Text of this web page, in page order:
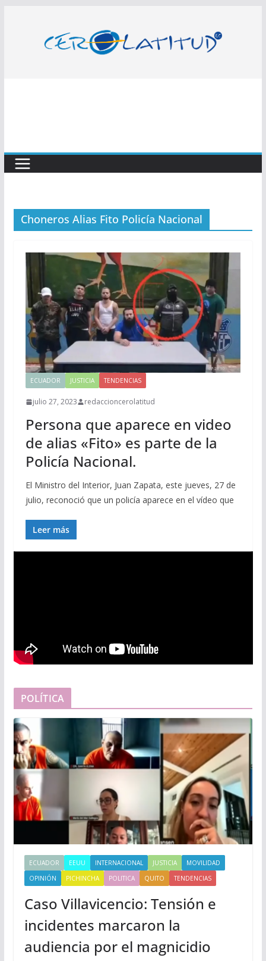
contenido
Choneros Alias Fito Policía Nacional
ECUADOR JUSTICIA TENDENCIAS
julio 27, 2023 redaccioncerolatitud
Persona que aparece en video
de alias «Fito» es parte de la
Policía Nacional.
El Ministro del Interior, Juan Zapata, este jueves, 27 de
julio, reconoció que un policía aparece en el vídeo que
Leer más
POLÍTICA
ECUADOR EEUU INTERNACIONAL JUSTICIA
MOVILIDAD
OPINIÓN
PICHINCHA POLITICA QUITO TENDENCIAS
Caso Villavicencio: Tensión e
incidentes marcaron la
audiencia por el magnicidio